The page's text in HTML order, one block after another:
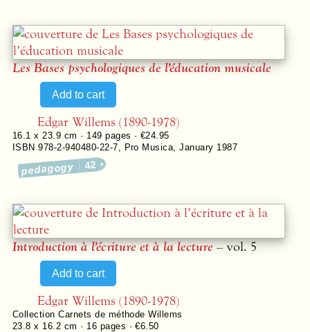
Les Bases psychologiques de l’éducation musicale
Edgar Willems (1890-1978)
16.1 x 23.9 cm · 149 pages · €24.95
ISBN 978-2-940480-22-7
Pro Musica ,January 1987
pedagogy 42
Introduction à l’écriture et à la lecture– vol. 5
Edgar Willems (1890-1978)
Collection Carnets de méthode Willems
23.8 x 16.2 cm · 16 pages ·€6.50